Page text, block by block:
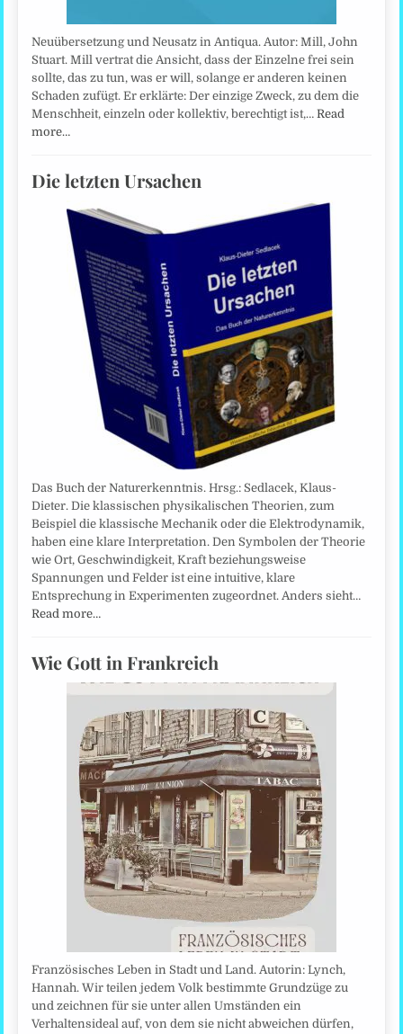
Neuübersetzung und Neusatz in Antiqua. Autor: Mill, John
Stuart. Mill vertrat die Ansicht, dass der Einzelne frei sein
sollte, das zu tun, was er will, solange er anderen keinen
Schaden zufügt. Er erklärte: Der einzige Zweck, zu dem die
Menschheit, einzeln oder kollektiv, berechtigt ist,…Read
more…
Die letzten Ursachen
Das Buch der Naturerkenntnis. Hrsg.: Sedlacek, Klaus-
Dieter. Die klassischen physikalischen Theorien, zum
Beispiel die klassische Mechanik oder die Elektrodynamik,
haben eine klare Interpretation. Den Symbolen der Theorie
wie Ort, Geschwindigkeit, Kraft beziehungsweise
Spannungen und Felder ist eine intuitive, klare
Entsprechung in Experimenten zugeordnet. Anders sieht…
Read more…
Wie Gott in Frankreich
Französisches Leben in Stadt und Land. Autorin: Lynch,
Hannah. Wir teilen jedem Volk bestimmte Grundzüge zu
und zeichnen für sie unter allen Umständen ein
Verhaltensideal auf, von dem sie nicht abweichen dürfen,